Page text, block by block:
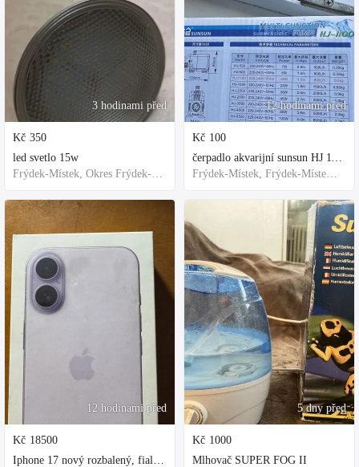
3 hodinami před
Kč 350
led svetlo 15w
Frýdek-Místek, Okres Frýdek-Místek, Česko
12 hodinami před
Kč 18500
Iphone 17 nový rozbalený, fialová, ochranne sklo a obal kupovane za 80
12 hodinami před
Kč 100
čerpadlo akvarijní sunsun HJ 1100
Frýdek-Místek, Frýdek-Místek District, Czechia
5 dny před
Kč 1000
Mlhovač SUPER FOG II